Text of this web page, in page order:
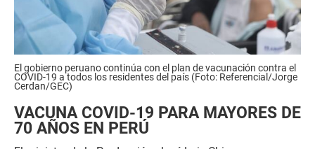
El gobierno peruano continúa con el plan de vacunación contra el
COVID-19 a todos los residentes del país (Foto: Referencial/Jorge
Cerdan/GEC)
VACUNA COVID-19 PARA MAYORES DE
70 AÑOS EN PERÚ